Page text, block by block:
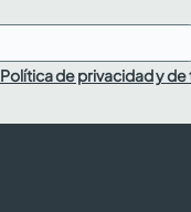
Política de privacidad y